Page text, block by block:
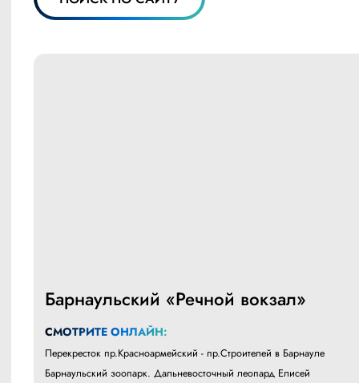
Барнаульский «Речной вокзал»
СМОТРИТЕ ОНЛАЙН:
Перекресток пр.Красноармейский - пр.Строителей в Барнауле
Барнаульский зоопарк. Дальневосточный леопард Елисей